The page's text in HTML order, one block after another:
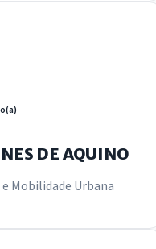
DE AQUINO
Mobilidade Urbana